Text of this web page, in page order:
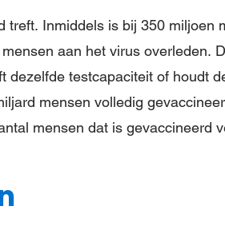
treft. Inmiddels is bij 350 miljoen
aan het virus overleden.
dezelfde testcapaciteit of houdt
mensen volledig
mensen dat is gevaccineerd